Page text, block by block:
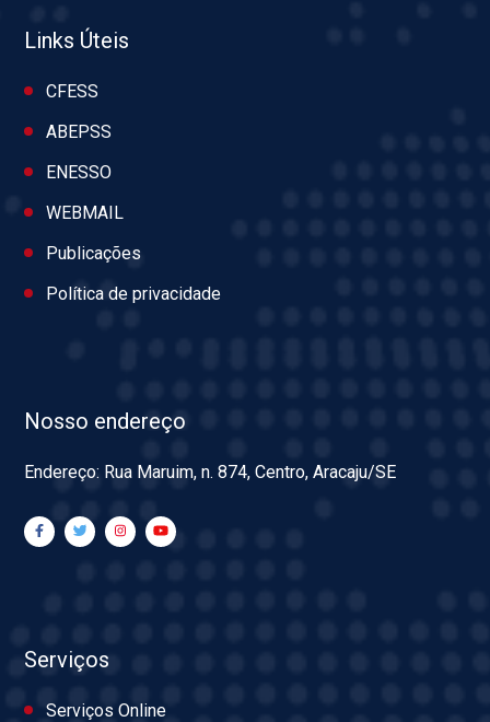
Links Úteis
CFESS
ABEPSS
ENESSO
WEBMAIL
Publicações
Política de privacidade
Nosso endereço
Endereço: Rua Maruim, n. 874, Centro, Aracaju/SE
Serviços
Serviços Online